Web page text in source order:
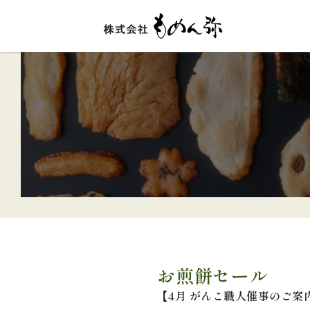
お煎餅セール
【4月 がんこ職人催事のご案